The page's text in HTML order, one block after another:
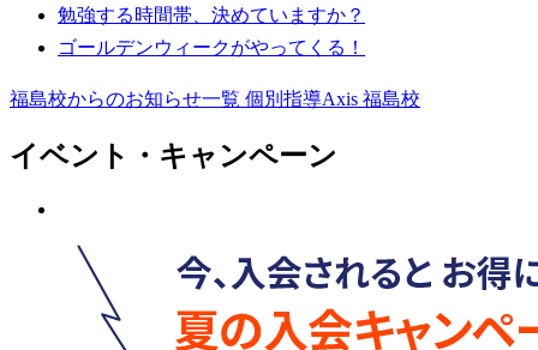
勉強する時間帯、決めていますか？
ゴールデンウィークがやってくる！
福島校からのお知らせ一覧 個別指導Axis 福島校
イベント・キャンペーン